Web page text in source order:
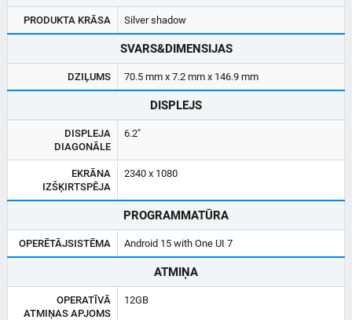
PRODUKTA KRĀSA Silver shadow
SVARS&DIMENSIJAS
DZIĻUMS 70.5 mm x 7.2 mm x 146.9 mm
DISPLEJS
DISPLEJA
DIAGONĀLE
6.2"
EKRĀNA
IZŠĶIRTSPĒJA
2340 x 1080
PROGRAMMATŪRA
OPERĒTĀJSISTĒMA Android 15 with One UI 7
ATMIŅA
OPERATĪVĀ
ATMIŅAS APJOMS
12GB